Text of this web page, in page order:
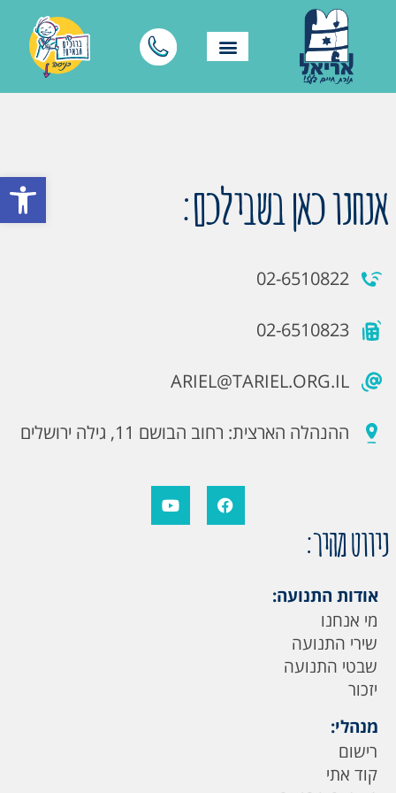
פתח אנחנו כאן בשבילכם:
02-6510822
02-6510823
ARIEL@TARIEL.ORG.IL
ההנהלה הארצית: רחוב הבושם 11, גילה ירושלים
ניווט מהיר:
אודות התנועה:
מי אנחנו
שירי התנועה
שבטי התנועה
יזכור
מנהלי:
רישום
קוד אתי